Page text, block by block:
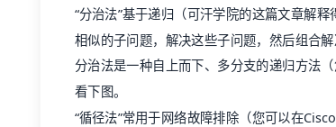
“分治法”基于递归（可汗学院的这篇文章解释
相似的子问题，解决这些子问题，然后组合解
分治法是一种自上而下、多分支的递归方法
看下图。
“循径法”常用于网络故障排除（您可以在